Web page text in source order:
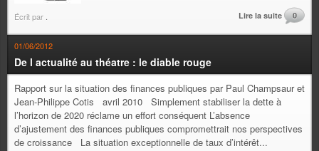
Écrit par Lire la suite 0
01/06/2012
De l actualité au théatre : le diable rouge
Rapport sur la situation des finances publiques par Paul Champsaur et
Jean-Philippe Cotis avril 2010 Simplement stabiliser la dette à
l’horizon de 2020 réclame un effort conséquent L’absence
d’ajustement des finances publiques compromettrait nos perspectives
de croissance La situation exceptionnelle de taux d’intérêt...